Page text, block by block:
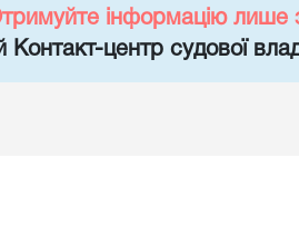
інформацію лише
Контакт-центр судової